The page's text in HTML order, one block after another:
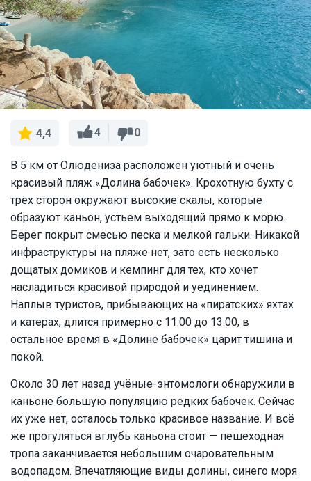
4,4 4 0
В 5 км от Олюдениза расположен уютный и очень
красивый пляж «Долина бабочек». Крохотную бухту с
трёх сторон окружают высокие скалы, которые
образуют каньон, устьем выходящий прямо к морю.
Берег покрыт смесью песка и мелкой гальки. Никакой
инфраструктуры на пляже нет, зато есть несколько
дощатых домиков и кемпинг для тех, кто хочет
насладиться красивой природой и уединением.
Наплыв туристов, прибывающих на «пиратских» яхтах
и катерах, длится примерно с 11.00 до 13.00, в
остальное время в «Долине бабочек» царит тишина и
покой.
Около 30 лет назад учёные-энтомологи обнаружили в
каньоне большую популяцию редких бабочек. Сейчас
их уже нет, осталось только красивое название. И всё
же прогуляться вглубь каньона стоит — пешеходная
тропа заканчивается небольшим очаровательным
водопадом. Впечатляющие виды долины, синего моря